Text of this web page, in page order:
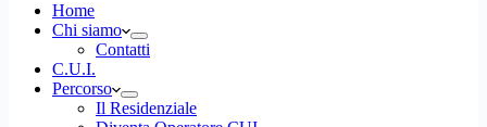
Home
Chi siamo
Contatti
C.U.I.
Percorso
Il Residenziale